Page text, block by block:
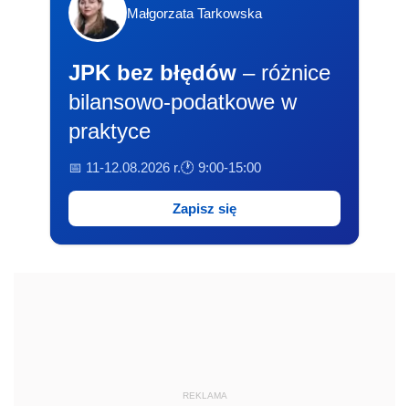
Małgorzata Tarkowska
JPK bez błędów – różnice
bilansowo-podatkowe w
praktyce
📅 11-12.08.2026 r.🕐 9:00-15:00
Zapisz się
REKLAMA